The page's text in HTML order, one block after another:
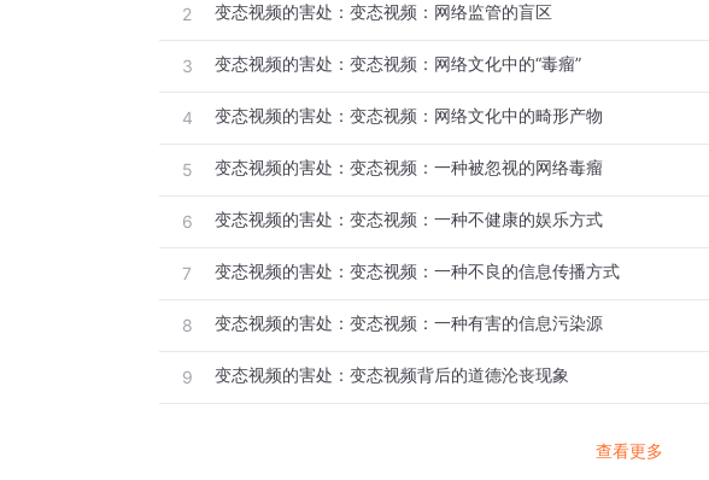
2 变态视频的害处：变态视频：网络监管的盲区
3 变态视频的害处：变态视频：网络文化中的“毒瘤”
4 变态视频的害处：变态视频：网络文化中的畸形产物
5 变态视频的害处：变态视频：一种被忽视的网络毒瘤
6 变态视频的害处：变态视频：一种不健康的娱乐方式
7 变态视频的害处：变态视频：一种不良的信息传播方式
8 变态视频的害处：变态视频：一种有害的信息污染源
9 变态视频的害处：变态视频背后的道德沦丧现象
查看更多